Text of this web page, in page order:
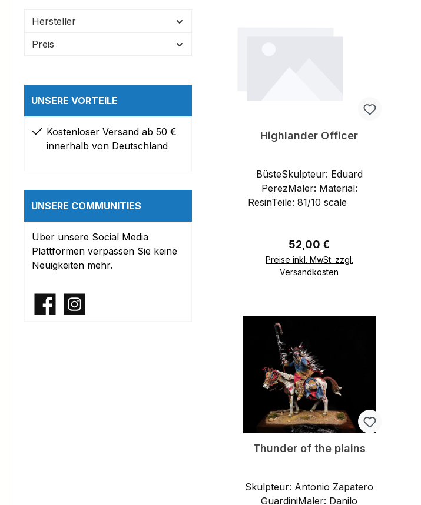
Hersteller
Preis
UNSERE VORTEILE
Kostenloser Versand ab 50 €
innerhalb von Deutschland
UNSERE COMMUNITIES
Über unsere Social Media
Plattformen verpassen Sie keine
Neuigkeiten mehr.
FacebookInstagram
Highlander Officer
BüsteSkulpteur: Eduard
PerezMaler: Material:
ResinTeile: 81/10 scale
Regulärer Preis:
52,00 €
Preise inkl. MwSt. zzgl.
Versandkosten
Thunder of the plains
Skulpteur: Antonio Zapatero
GuardiniMaler: Danilo